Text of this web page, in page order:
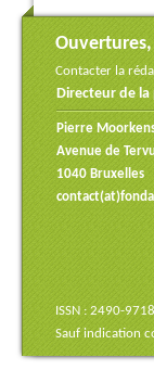
Contacter la
Directeur de
Pierre
Avenue de
1040 Bruxelles
ISSN : 2490-9718
Sauf indication